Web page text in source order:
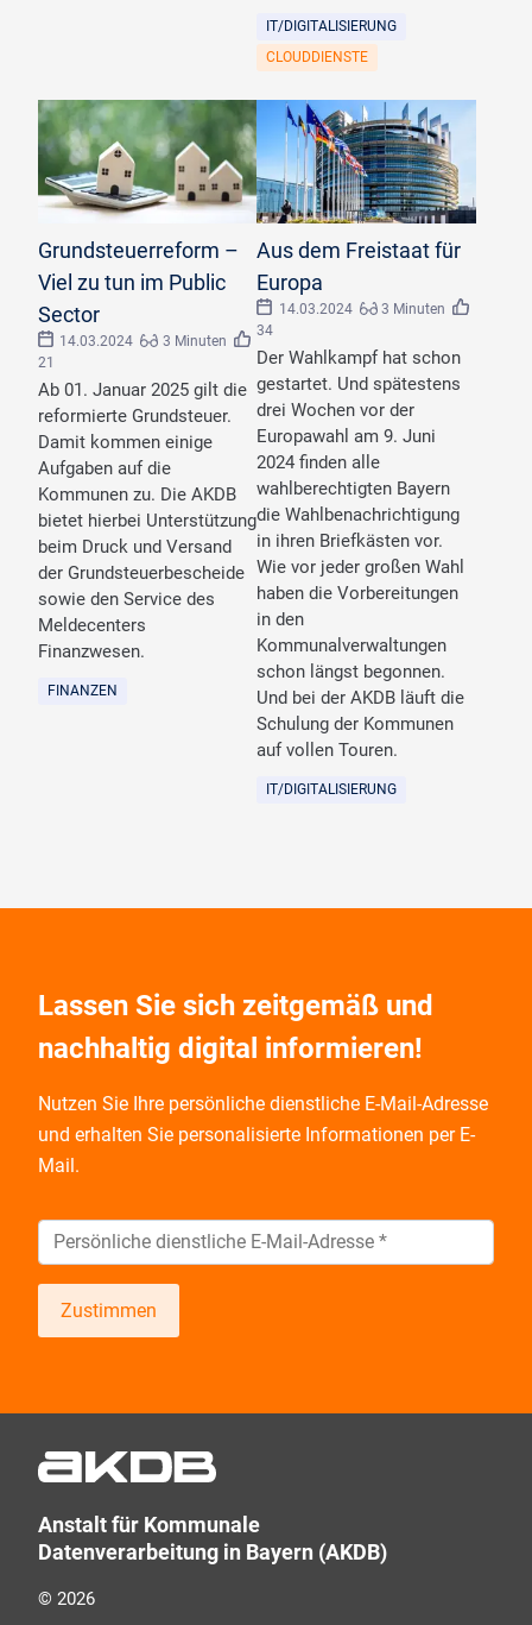
IT/DIGITALISIERUNG
CLOUDDIENSTE
Grundsteuerreform –
Viel zu tun im Public
Sector
14.03.2024
3 Minuten
21
Ab 01. Januar 2025 gilt die
reformierte Grundsteuer.
Damit kommen einige
Aufgaben auf die
Kommunen zu. Die AKDB
bietet hierbei Unterstützung
beim Druck und Versand
der Grundsteuerbescheide
sowie den Service des
Meldecenters
Finanzwesen.
FINANZEN
Aus dem Freistaat für
Europa
14.03.2024
3 Minuten
34
Der Wahlkampf hat schon
gestartet. Und spätestens
drei Wochen vor der
Europawahl am 9. Juni
2024 finden alle
wahlberechtigten Bayern
die Wahlbenachrichtigung
in ihren Briefkästen vor.
Wie vor jeder großen Wahl
haben die Vorbereitungen
in den
Kommunalverwaltungen
schon längst begonnen.
Und bei der AKDB läuft die
Schulung der Kommunen
auf vollen Touren.
IT/DIGITALISIERUNG
Lassen Sie sich zeitgemäß und
nachhaltig digital informieren!
Nutzen Sie Ihre persönliche dienstliche E-Mail-Adresse
und erhalten Sie personalisierte Informationen per E-
Mail.
Zustimmen
Umfragen in allen Produktbereichen des AKDB
selbstverständlich kostenlos. Aber auch schnell und
ressourcenschonend, eben ganz zeitgemäß digital.
Dafür benötigen wir Ihre Einwilligung, die Sie jederzeit
Anstalt für Kommunale
Datenverarbeitung in Bayern (AKDB)
© 2026